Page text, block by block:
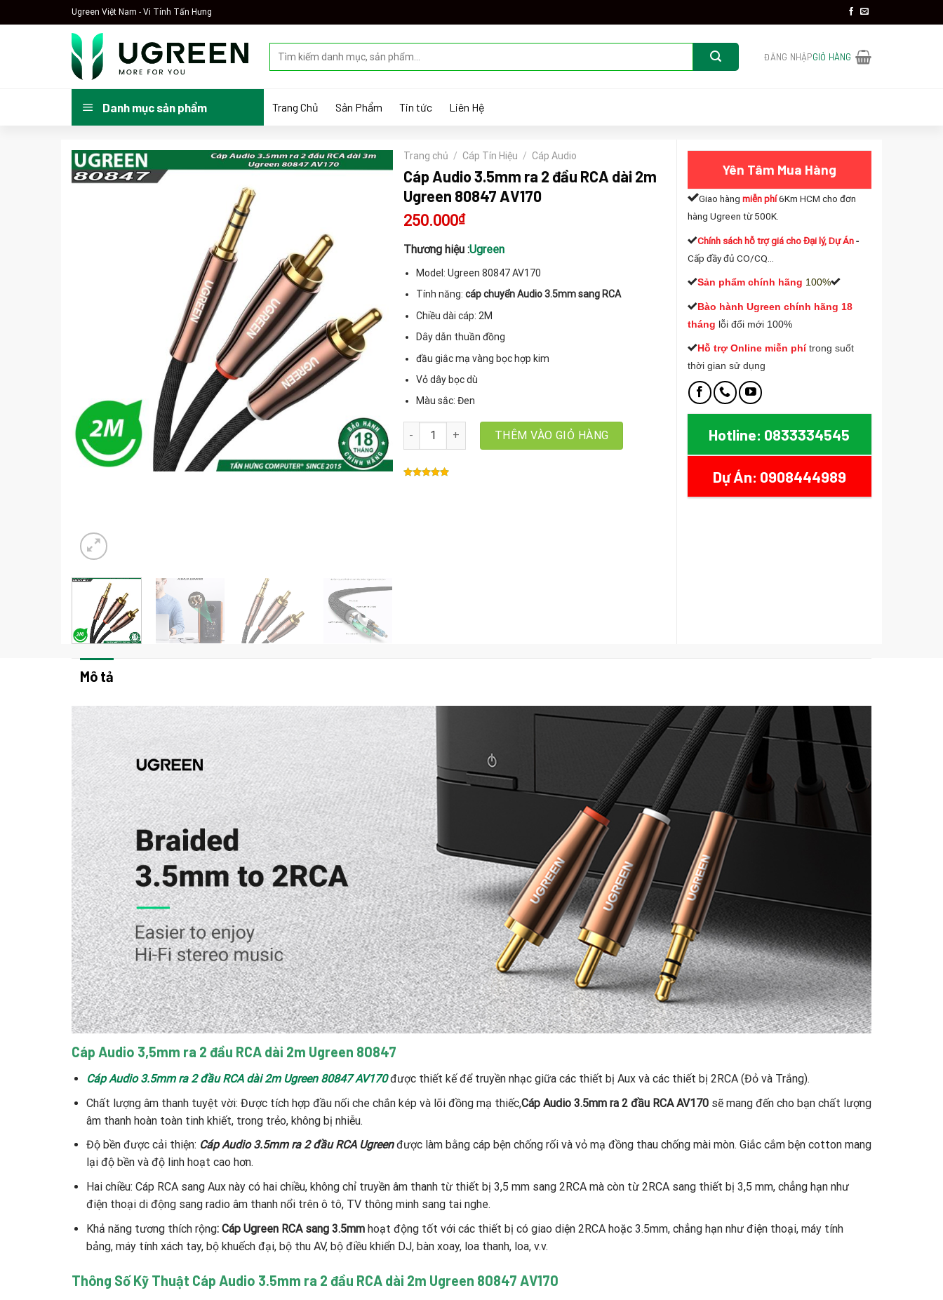
to
Ugreen Việt Nam - Vi Tính Tấn Hưng
kiếm:
ĐĂNG NHẬPGIỎ HÀNG
Danh mục sản phẩm Trang Chủ Sản Phẩm Tin tức Liên Hệ
Trang chủ / Cáp Tín Hiệu / Cáp Audio
Cáp Audio 3.5mm ra 2 đầu RCA dài 2m
Ugreen 80847 AV170
250.000₫
Thương hiệu :Ugreen
Model: Ugreen 80847 AV170
Tính năng: cáp chuyển Audio 3.5mm sang RCA
Chiều dài cáp: 2M
Dây dẫn thuần đồng
đầu giắc mạ vàng bọc hợp kim
Vỏ dây bọc dù
Màu sắc: Đen
Cáp Audio 3.5mm ra 2 đầu RCA dài 2m Ugreen 80847 AV170 số lượng
THÊM VÀO GIỎ HÀNG
Yên Tâm Mua Hàng
Giao hàng miễn phí 6Km HCM cho đơn
hàng Ugreen từ 500K.
Chính sách hỗ trợ giá cho Đại lý, Dự Án-
Cấp đầy đủ CO/CQ...
Sản phẩm chính hãng 100%
Bào hành Ugreen chính hãng 18
tháng lỗi đổi mới 100%
Hỗ trợ Online miễn phí trong suốt
thời gian sử dụng
Hotline: 0833334545
Dự Án: 0908444989
Mô tả
Cáp Audio 3,5mm ra 2 đầu RCA dài 2m Ugreen 80847
Cáp Audio 3.5mm ra 2 đầu RCA dài 2m Ugreen 80847 AV170được thiết kế để truyền nhạc giữa các thiết bị Aux và các thiết bị 2RCA (Đỏ và Trắng).
Chất lượng âm thanh tuyệt vời: Được tích hợp đầu nối che chắn kép và lõi đồng mạ thiếc,Cáp Audio 3.5mm ra 2 đầu RCA AV170sẽ mang đến cho bạn chất lượng
âm thanh hoàn toàn tinh khiết, trong trẻo, không bị nhiễu.
Độ bền được cải thiện: Cáp Audio 3.5mm ra 2 đầu RCA Ugreenđược làm bằng cáp bện chống rối và vỏ mạ đồng thau chống mài mòn. Giắc cắm bện cotton mang
lại độ bền và độ linh hoạt cao hơn.
Hai chiều: Cáp RCA sang Aux này có hai chiều, không chỉ truyền âm thanh từ thiết bị 3,5 mm sang 2RCA mà còn từ 2RCA sang thiết bị 3,5 mm, chẳng hạn như
điện thoại di động sang radio âm thanh nổi trên ô tô, TV thông minh sang tai nghe.
Khả năng tương thích rộng: Cáp Ugreen RCA sang 3.5mmhoạt động tốt với các thiết bị có giao diện 2RCA hoặc 3.5mm, chẳng hạn như điện thoại, máy tính
bảng, máy tính xách tay, bộ khuếch đại, bộ thu AV, bộ điều khiển DJ, bàn xoay, loa thanh, loa, v.v.
Thông Số Kỹ Thuật Cáp Audio 3.5mm ra 2 đầu RCA dài 2m Ugreen 80847 AV170